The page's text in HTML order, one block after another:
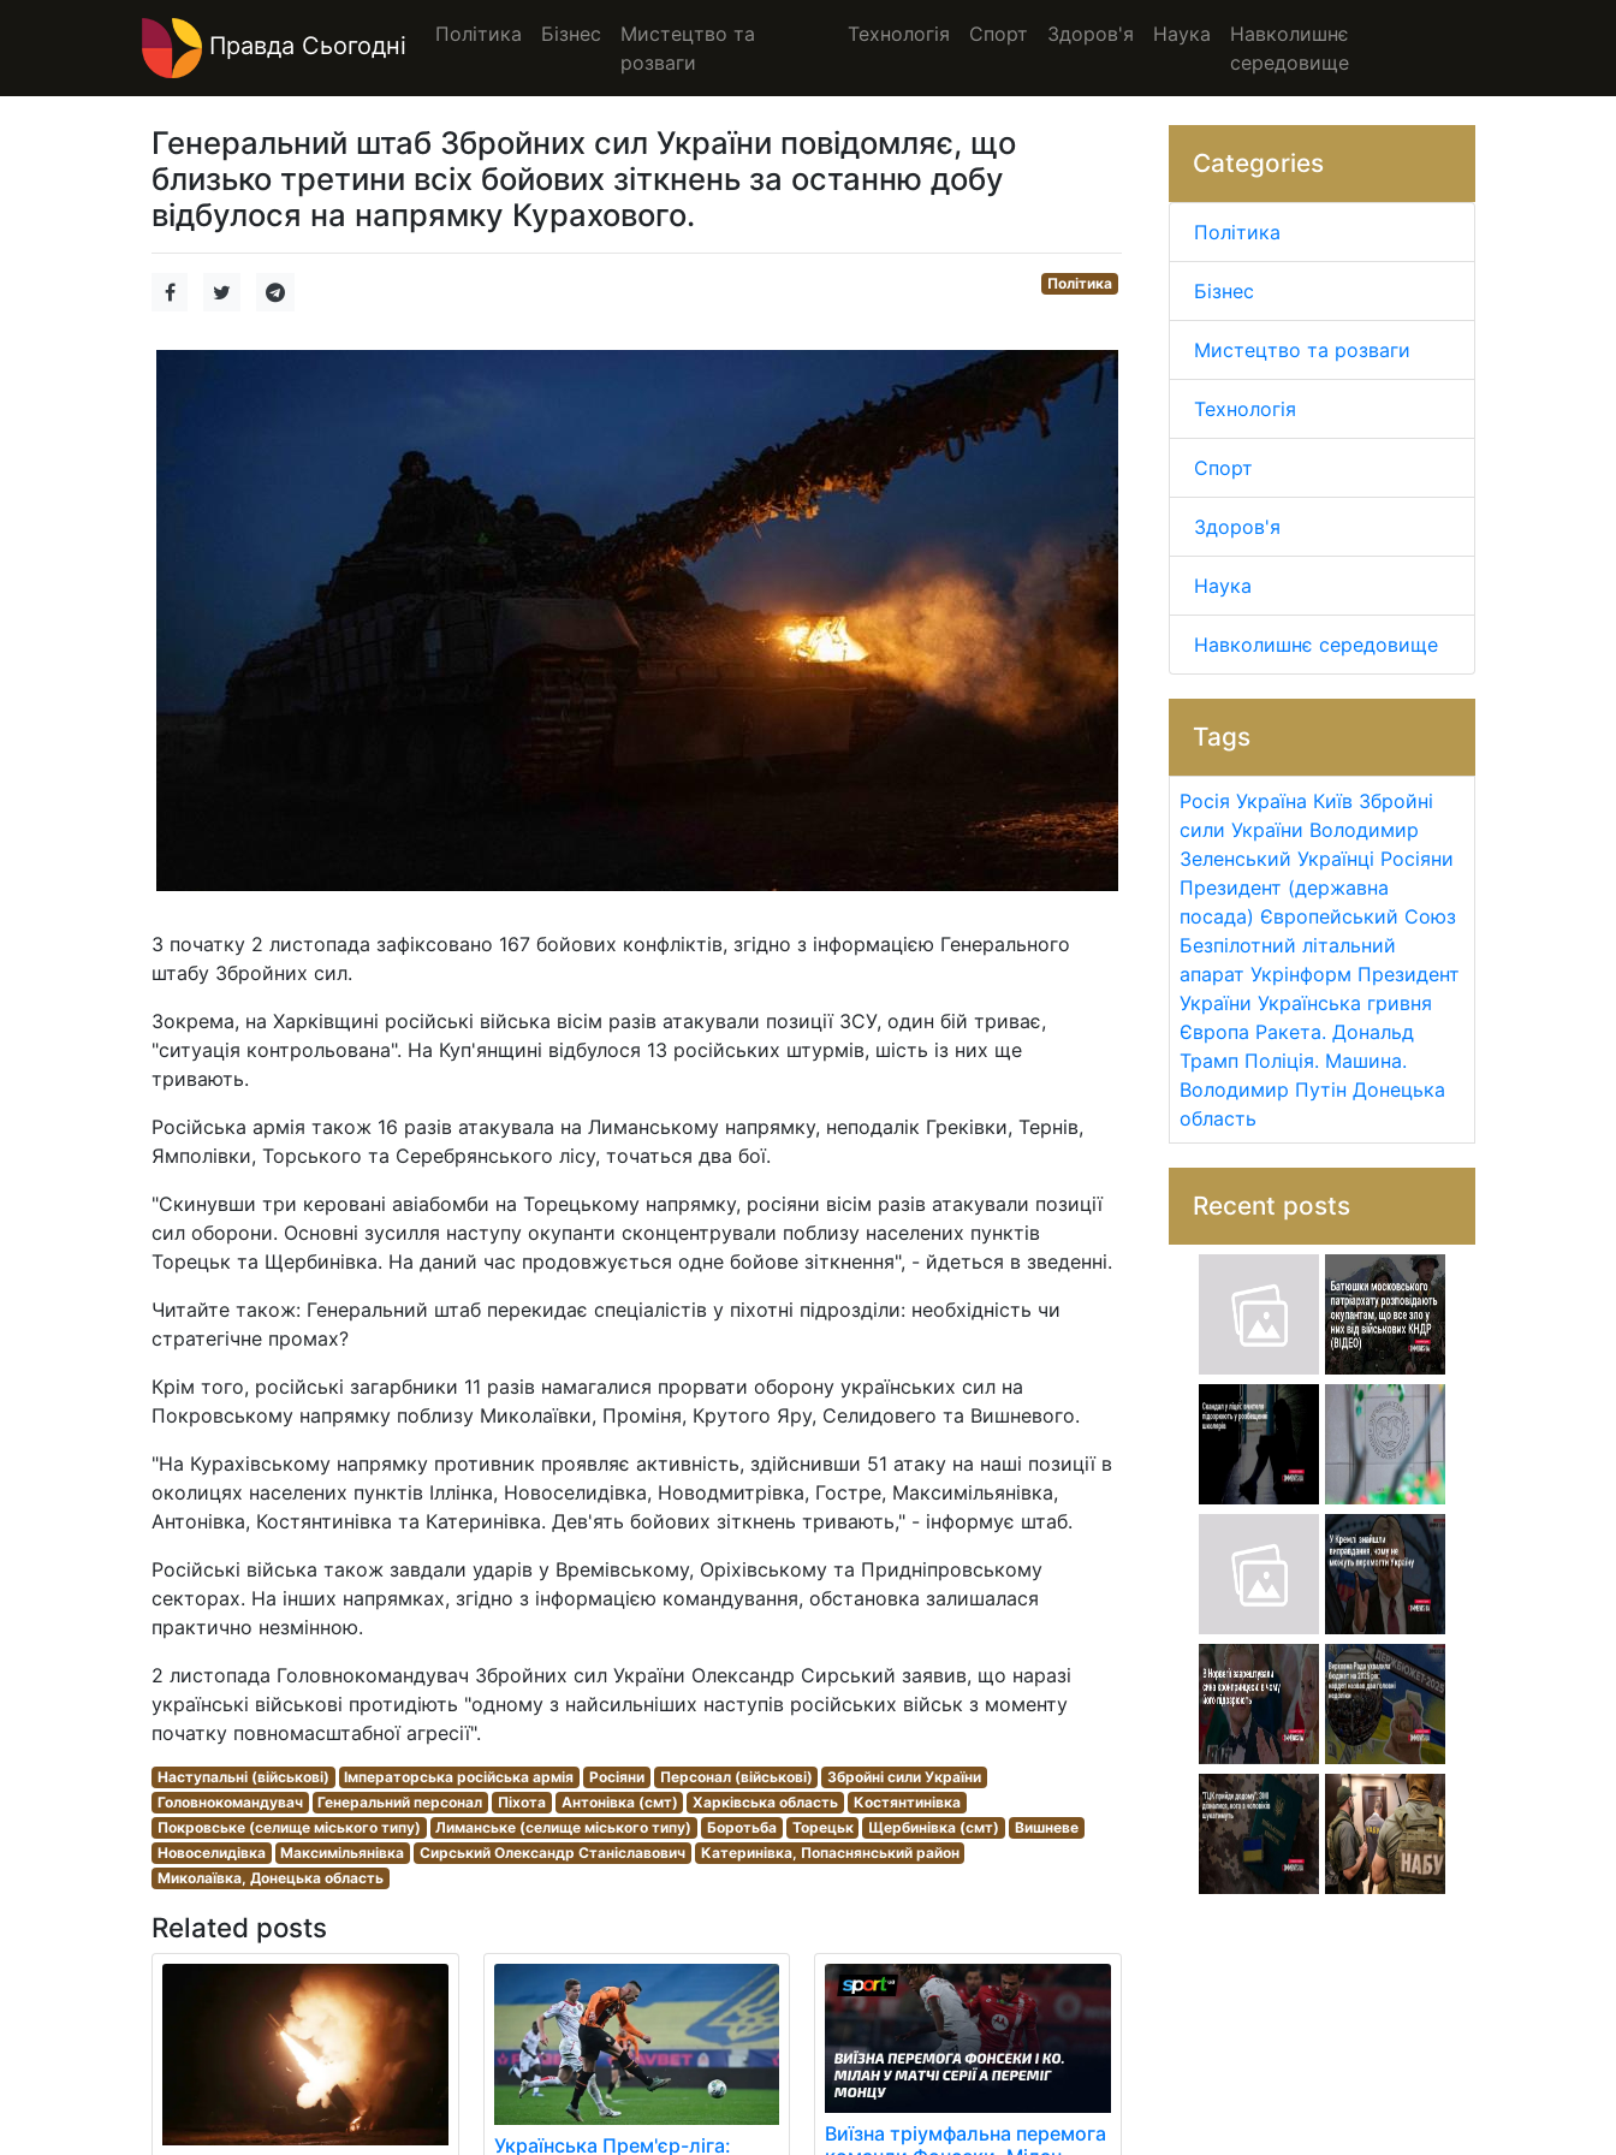
Правда Сьогодні Політика Бізнес
Мистецтво та
розваги
Технологія Спорт Здоров'я Наука
Навколишнє
середовище
Генеральний штаб Збройних сил України повідомляє, що
близько третини всіх бойових зіткнень за останню добу
відбулося на напрямку Курахового.
Політика
З початку 2 листопада зафіксовано 167 бойових конфліктів, згідно з інформацією Генерального
штабу Збройних сил.
Зокрема, на Харківщині російські війська вісім разів атакували позиції ЗСУ, один бій триває,
"ситуація контрольована". На Куп'янщині відбулося 13 російських штурмів, шість із них ще
тривають.
Російська армія також 16 разів атакувала на Лиманському напрямку, неподалік Греківки, Тернів,
Ямполівки, Торського та Серебрянського лісу, точаться два бої.
"Скинувши три керовані авіабомби на Торецькому напрямку, росіяни вісім разів атакували позиції
сил оборони. Основні зусилля наступу окупанти сконцентрували поблизу населених пунктів
Торецьк та Щербинівка. На даний час продовжується одне бойове зіткнення", - йдеться в зведенні.
Читайте також: Генеральний штаб перекидає спеціалістів у піхотні підрозділи: необхідність чи
стратегічне промах?
Крім того, російські загарбники 11 разів намагалися прорвати оборону українських сил на
Покровському напрямку поблизу Миколаївки, Проміня, Крутого Яру, Селидовего та Вишневого.
"На Курахівському напрямку противник проявляє активність, здійснивши 51 атаку на наші позиції в
околицях населених пунктів Іллінка, Новоселидівка, Новодмитрівка, Гостре, Максимільянівка,
Антонівка, Костянтинівка та Катеринівка. Дев'ять бойових зіткнень тривають," - інформує штаб.
Російські війська також завдали ударів у Времівському, Оріхівському та Придніпровському
секторах. На інших напрямках, згідно з інформацією командування, обстановка залишалася
практично незмінною.
2 листопада Головнокомандувач Збройних сил України Олександр Сирський заявив, що наразі
українські військові протидіють "одному з найсильніших наступів російських військ з моменту
початку повномасштабної агресії".
Наступальні (військові) Імператорська російська армія Росіяни Персонал (військові)
Збройні сили України
Головнокомандувач
Генеральний персонал Піхота Антонівка (смт) Харківська область
Костянтинівка
Покровське (селище міського типу)
Лиманське (селище міського типу) Боротьба Торецьк Щербинівка (смт)
Вишневе
Новоселидівка
Максимільянівка Сирський Олександр Станіславович
Катеринівка, Попаснянський район
Миколаївка, Донецька область
Related posts
Українська Прем'єр-ліга:
Виїзна тріумфальна перемога
Categories
Політика
Бізнес
Мистецтво та розваги
Технологія
Спорт
Здоров'я
Наука
Навколишнє середовище
Tags
Росія Україна Київ Збройні
сили України Володимир
Зеленський Українці Росіяни
Президент (державна
посада) Європейський Союз
Безпілотний літальний
апарат Укрінформ Президент
України Українська гривня
Європа Ракета. Дональд
Трамп Поліція. Машина.
Володимир Путін Донецька
область
Recent posts